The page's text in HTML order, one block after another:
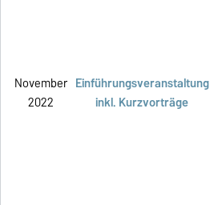
November
2022
Einführungsveranstaltung
inkl. Kurzvorträge